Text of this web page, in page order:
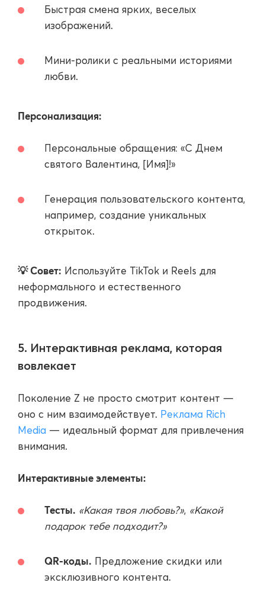
Быстрая смена ярких, веселых
изображений.
Мини-ролики с реальными историями
любви.
Персонализация:
Персональные обращения: «С Днем
святого Валентина, [Имя]!»
Генерация пользовательского контента,
например, создание уникальных
открыток.
💡 Совет: Используйте TikTok и Reels для
неформального и естественного
продвижения.
5. Интерактивная реклама, которая
вовлекает
Поколение Z не просто смотрит контент —
оно с ним взаимодействует. Реклама Rich
Media — идеальный формат для привлечения
внимания.
Интерактивные элементы:
Тесты. «Какая твоя любовь?», «Какой
подарок тебе подходит?»
QR-коды. Предложение скидки или
эксклюзивного контента.